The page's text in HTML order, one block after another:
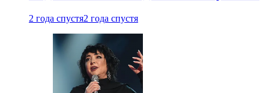
2 года спустя2 года спустя